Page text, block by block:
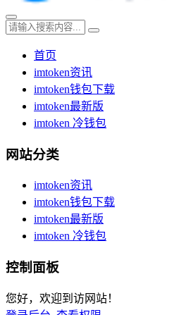
首页
imtoken资讯
imtoken钱包下载
imtoken最新版
imtoken 冷钱包
网站分类
imtoken资讯
imtoken钱包下载
imtoken最新版
imtoken 冷钱包
控制面板
您好，欢迎到访网站！